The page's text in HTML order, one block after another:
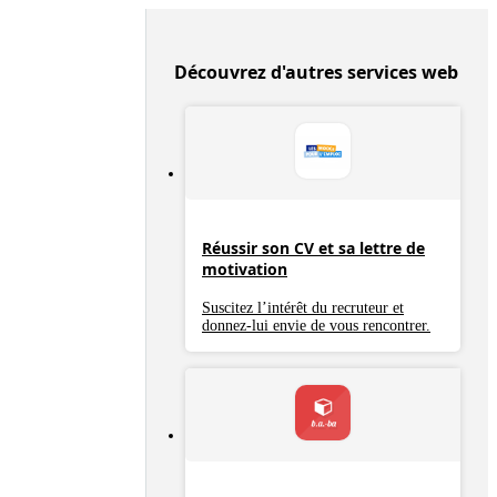
Découvrez d'autres services web
Réussir son CV et sa lettre de
motivation
Suscitez l’intérêt du recruteur et
donnez-lui envie de vous rencontrer.